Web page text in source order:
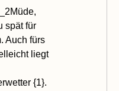
Müde,
spät für
Auch fürs
liegt
{1}.